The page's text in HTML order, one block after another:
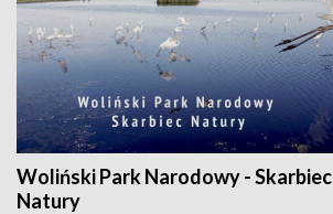
Woliński Park Narodowy - Skarbiec
Natury